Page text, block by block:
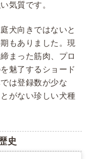
気質です。
犬向きではないと
もありました。現
まった筋肉、プロ
魅了するショード
は登録数が少な
がない珍しい犬種
史